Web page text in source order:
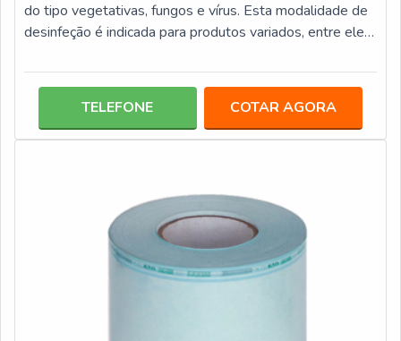
do tipo vegetativas, fungos e vírus. Esta modalidade de
desinfeção é indicada para produtos variados, entre eles:
respiratórios; Superfícies fixas; Instrumentos
extremamente importante para locais hospitalares,
laboratoriais e clínicas, que por meio dela garantem
TELEFONE COTAR AGORA